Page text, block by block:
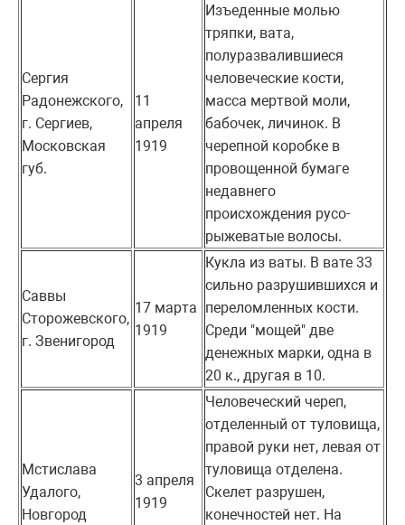
Сергия
Радонежского,
г. Сергиев,
Московская
губ.
11
апреля
1919
Изъеденные молью
тряпки, вата,
полуразвалившиеся
человеческие кости,
масса мертвой моли,
бабочек, личинок. В
черепной коробке в
провощенной бумаге
недавнего
происхождения русо-
рыжеватые волосы.
Саввы
Сторожевского,
г. Звенигород
17 марта
1919
Кукла из ваты. В вате 33
сильно разрушившихся и
переломленных кости.
Среди "мощей" две
денежных марки, одна в
20 к., другая в 10.
Мстислава
Удалого,
Новгород
3 апреля
1919
Человеческий череп,
отделенный от туловища,
правой руки нет, левая от
туловища отделена.
Скелет разрушен,
конечностей нет. На